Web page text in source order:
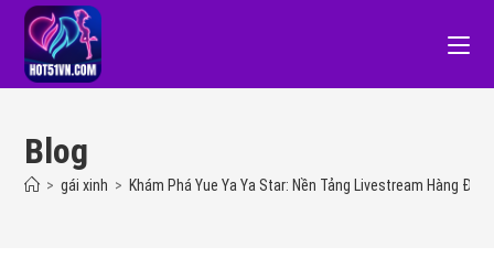
Blog
> gái xinh > Khám Phá Yue Ya Ya Star: Nền Tảng Livestream Hàng Đầu